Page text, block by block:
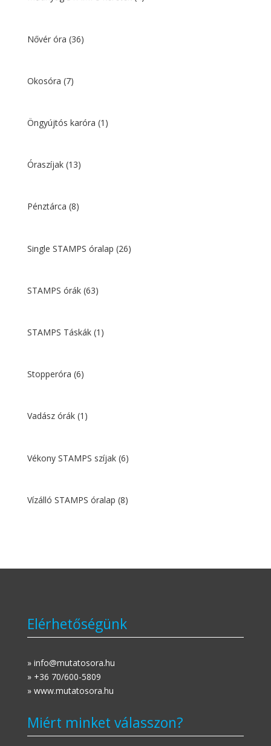
Nővér óra (36)
Okosóra (7)
Öngyújtós karóra (1)
Óraszíjak (13)
Pénztárca (8)
Single STAMPS óralap (26)
STAMPS órák (63)
STAMPS Táskák (1)
Stopperóra (6)
Vadász órák (1)
Vékony STAMPS szíjak (6)
Vízálló STAMPS óralap (8)
Elérhetőségünk
» info@mutatosora.hu
» +36 70/600-5809
» www.mutatosora.hu
Miért minket válasszon?